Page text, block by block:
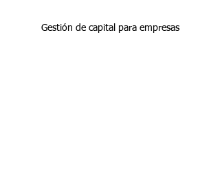
Gestión de capital para empresas